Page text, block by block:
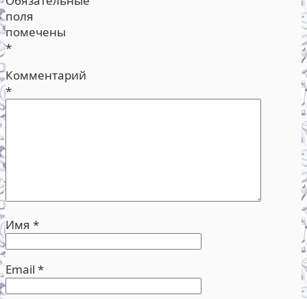
поля
помечены
*
Комментарий
*
Имя *
Email *